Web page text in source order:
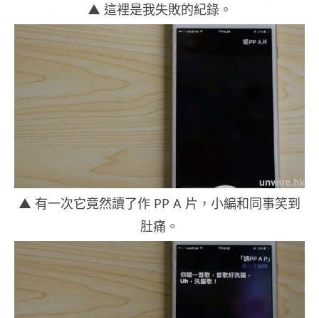
▲ 這裡是我失敗的紀錄。
▲ 有一次它竟然讀了作 PP A 片，小編和同事笑到
肚痛。